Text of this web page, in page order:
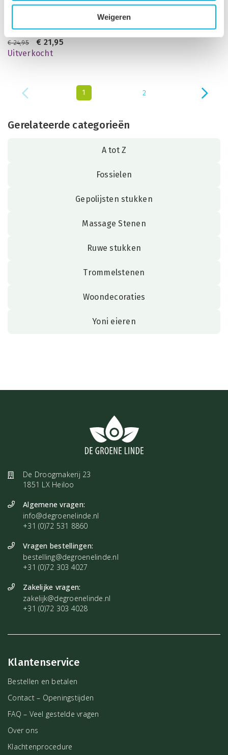
Weigeren
Luxe
€24,95 € 21,95
Uitverkocht
Radiation crystal grid
€13,95
1 2
Gerelateerde categorieën
A tot Z
Fossielen
Gepolijsten stukken
Massage Stenen
Ruwe stukken
Trommelstenen
Woondecoraties
Yoni eieren
De Droogmakerij 23
1851 LX Heiloo
Algemene vragen:
info@degroenelinde.nl
+31 (0)72 531 8860
Vragen bestellingen:
bestelling@degroenelinde.nl
+31 (0)72 303 4027
Zakelijke vragen:
zakelijk@degroenelinde.nl
+31 (0)72 303 4028
Klantenservice
Bestellen en betalen
Contact – Openingstijden
FAQ – Veel gestelde vragen
Over ons
Klachtenprocedure